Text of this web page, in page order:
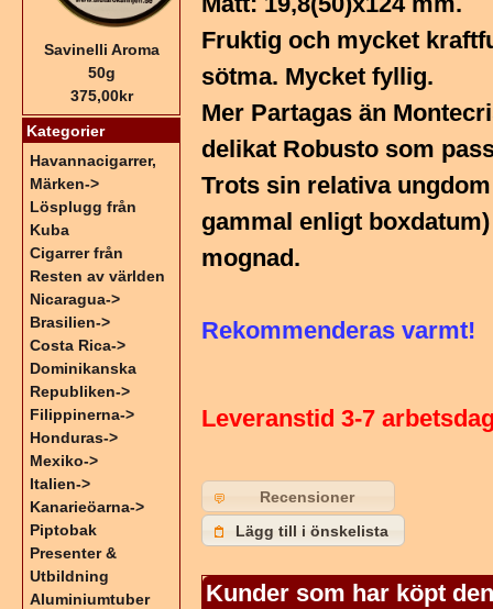
Fruktig och mycket
sötma. Mycket fyllig.
Mer Partagas än
delikat Robusto som
Trots sin relativa
gammal enligt
mognad.
Rekommenderas varmt!
Leveranstid 3-7
Recensioner
Lägg till i önskelista
Kunder som har köpt
Savinelli Aroma
50g
375,00kr
Kategorier
Havannacigarrer,
Märken->
Lösplugg från
Kuba
Cigarrer från
Resten av världen
Nicaragua->
Brasilien->
Costa Rica->
Dominikanska
Republiken->
Filippinerna->
Honduras->
Mexiko->
Italien->
Kanarieöarna->
Piptobak
Presenter &
Utbildning
Aluminiumtuber